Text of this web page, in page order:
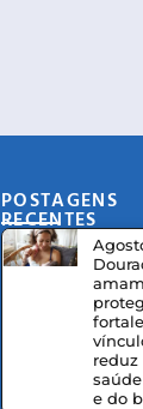
POSTAGENS
RECENTES
reduz
e do